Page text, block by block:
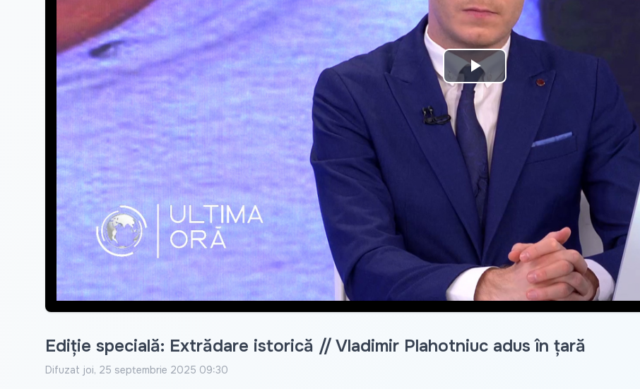
Play
Video
Ediție specială: Extrădare istorică // Vladimir Plahotniuc adus în țară
Difuzat joi, 25 septembrie 2025 09:30